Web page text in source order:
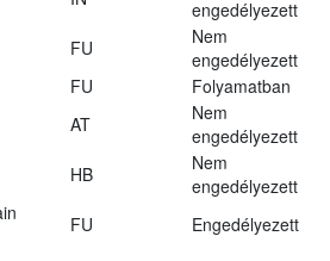
engedélyezett
FU
Nem
engedélyezett
FU
Folyamatban
AT
Nem
engedélyezett
HB
Nem
engedélyezett
FU
Engedélyezett